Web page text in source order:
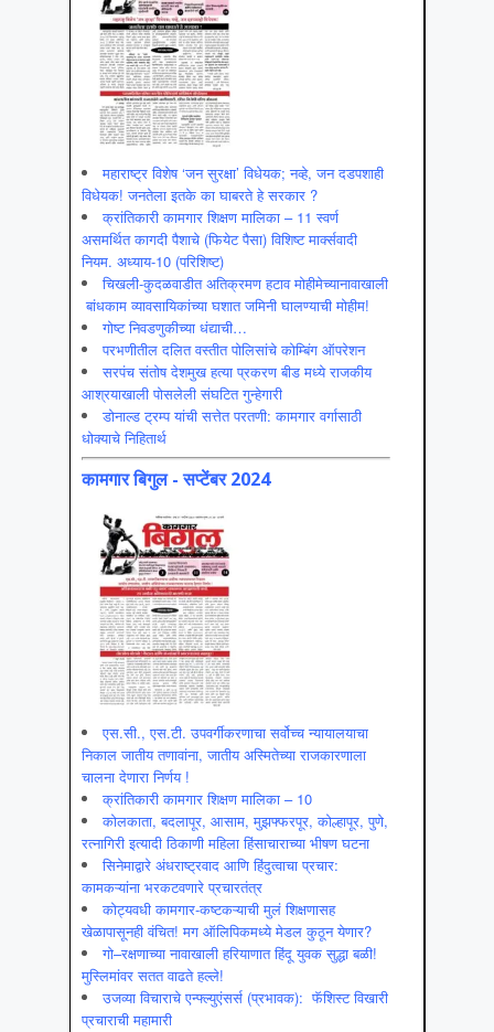
महाराष्ट्र विशेष ‘जन सुरक्षा’ विधेयक; नव्हे, जन दडपशाही
विधेयक! जनतेला इतके का घाबरते हे सरकार ?
क्रांतिकारी कामगार शिक्षण मालिका – 11 स्वर्ण
असमर्थित कागदी पैशाचे (फियेट पैसा) विशिष्ट मार्क्सवादी
नियम. अध्याय-10 (परिशिष्ट)
चिखली-कुदळवाडीत अतिक्रमण हटाव मोहीमेच्यानावाखाली
बांधकाम व्यावसायिकांच्या घशात जमिनी घालण्याची मोहीम!
गोष्ट निवडणुकीच्या धंद्याची…
परभणीतील दलित वस्तीत पोलिसांचे कोम्बिंग ऑपरेशन
सरपंच संतोष देशमुख हत्या प्रकरण बीड मध्ये राजकीय
आश्रयाखाली पोसलेली संघटित गुन्हेगारी
डोनाल्ड ट्रम्प यांची सत्तेत परतणी: कामगार वर्गासाठी
धोक्याचे निहितार्थ
कामगार बिगुल - सप्टेंबर 2024
एस.सी., एस.टी. उपवर्गीकरणाचा सर्वोच्च न्यायालयाचा
निकाल जातीय तणावांना, जातीय अस्मितेच्या राजकारणाला
चालना देणारा निर्णय !
क्रांतिकारी कामगार शिक्षण मालिका – 10
कोलकाता, बदलापूर, आसाम, मुझफ्फरपूर, कोल्हापूर, पुणे,
रत्नागिरी इत्यादी ठिकाणी महिला हिंसाचाराच्या भीषण घटना
सिनेमाद्वारे अंधराष्ट्रवाद आणि हिंदुत्वाचा प्रचार:
कामकऱ्यांना भरकटवणारे प्रचारतंत्र
कोट्यवधी कामगार-कष्टकऱ्याची मुलं शिक्षणासह
खेळापासूनही वंचित! मग ऑलिपिकमध्ये मेडल कुठून येणार?
गो–रक्षणाच्या नावाखाली हरियाणात हिंदू युवक सुद्धा बळी!
मुस्लिमांवर सतत वाढते हल्ले!
उजव्या विचाराचे एन्फ्ल्युएंसर्स (प्रभावक): फॅशिस्ट विखारी
प्रचाराची महामारी